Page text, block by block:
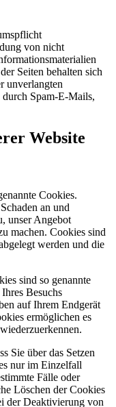
von nicht
Seiten behalten sich
unverlangten
Spam-E-Mails,
Website
Cookies.
an und
unser Angebot
machen. Cookies sind
werden und die
sind so genannte
Besuchs
auf Ihrem Endgerät
ermöglichen es
Sie über das Setzen
nur im Einzelfall
Fälle oder
Löschen der Cookies
der Deaktivierung von